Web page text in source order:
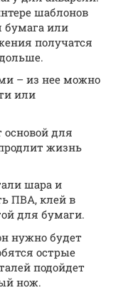
шаблонов
бумага или
получатся
– из нее можно
или
для
жизнь
шара и
ПВА, клей в
для бумаги.
нужно будет
острые
подойдет
нож.